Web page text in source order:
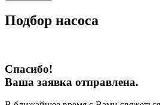
Подбор насоса
Спасибо!
Ваша заявка отправлена.